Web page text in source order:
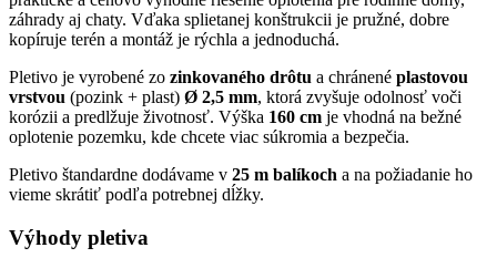
záhrady aj chaty. Vďaka splietanej konštrukcii je pružné, dobre
kopíruje terén a montáž je rýchla a jednoduchá.
Pletivo je vyrobené zo zinkovaného drôtu a chránené plastovou
vrstvou (pozink + plast) Ø 2,5 mm, ktorá zvyšuje odolnosť voči
korózii a predlžuje životnosť. Výška 160 cm je vhodná na bežné
oplotenie pozemku, kde chcete viac súkromia a bezpečia.
Pletivo štandardne dodávame v 25 m balíkoch a na požiadanie ho
vieme skrátiť podľa potrebnej dĺžky.
Výhody pletiva